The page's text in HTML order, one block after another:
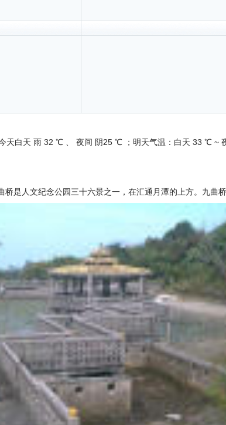
天白天 雨 32 ℃ 、 夜间 阴25 ℃ ；明天气温：白天 33 ℃ ~
是人文纪念公园三十六景之一，在汇通月潭的上方。九